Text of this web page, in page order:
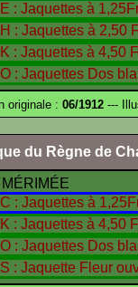
originale : 06/1912 ---
du Règne de